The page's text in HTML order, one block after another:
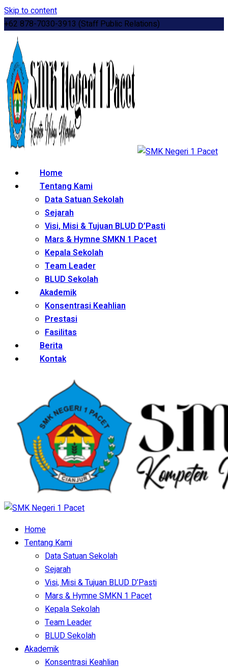
Skip to content
+62 878-7030-3913 (Staff Public Relations)
Home
Tentang Kami
Data Satuan Sekolah
Sejarah
Visi, Misi & Tujuan BLUD D’Pasti
Mars & Hymne SMKN 1 Pacet
Kepala Sekolah
Team Leader
BLUD Sekolah
Akademik
Konsentrasi Keahlian
Prestasi
Fasilitas
Berita
Kontak
Home
Tentang Kami
Data Satuan Sekolah
Sejarah
Visi, Misi & Tujuan BLUD D’Pasti
Mars & Hymne SMKN 1 Pacet
Kepala Sekolah
Team Leader
BLUD Sekolah
Akademik
Konsentrasi Keahlian